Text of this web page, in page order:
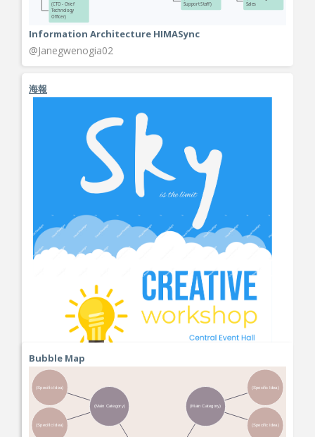
Information Architecture HIMASync
@Janegwenogia02
海報
Bubble Map